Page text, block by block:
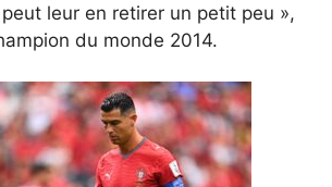
peut leur en retirer un petit peu »,
du monde 2014.